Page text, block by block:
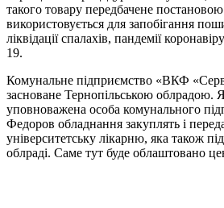
такого товару передбачене постановою
використовується для запобігання
ліквідації спалахів, пандемії
19.
Комунальне підприємство «ВКФ
засноване Тернопільською облрадою.
уповноважена особа комунального
Федоров обладнання закуплять і
університетську лікарню, яка також
облраді. Саме тут буде облаштовано